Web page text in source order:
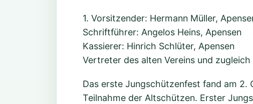
1. Vorsitzender: Hermann Müller,
Schriftführer: Angelos Heins, Apensen
Kassierer: Hinrich Schlüter, Apensen
Vertreter des alten Vereins und
Das erste Jungschützenfest fand am
Teilnahme der Altschützen. Erster